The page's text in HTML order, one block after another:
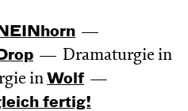
Dramaturgie in
in Wolf
fertig!